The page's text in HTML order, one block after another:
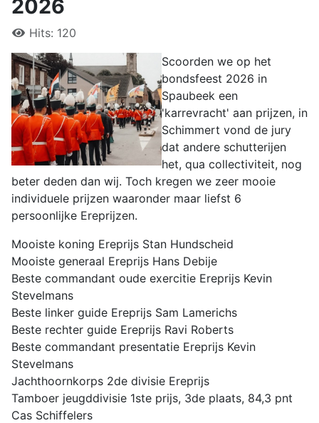
2026
Hits: 120
Scoorden we op het
bondsfeest 2026 in
Spaubeek een
'karrevracht' aan prijzen, in
Schimmert vond de jury
dat andere schutterijen
het, qua collectiviteit, nog
beter deden dan wij. Toch kregen we zeer mooie
individuele prijzen waaronder maar liefst 6
persoonlijke Ereprijzen.
Mooiste koning Ereprijs Stan Hundscheid
Mooiste generaal Ereprijs Hans Debije
Beste commandant oude exercitie Ereprijs Kevin
Stevelmans
Beste linker guide Ereprijs Sam Lamerichs
Beste rechter guide Ereprijs Ravi Roberts
Beste commandant presentatie Ereprijs Kevin
Stevelmans
Jachthoornkorps 2de divisie Ereprijs
Tamboer jeugddivisie 1ste prijs, 3de plaats, 84,3 pnt
Cas Schiffelers